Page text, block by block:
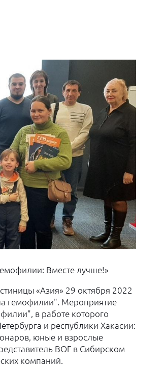
Вместе лучше!»
«Азия» 29 октября 2022
гемофилии". Мероприятие
в работе которого
и республики Хакасии:
юные и взрослые
ВОГ в Сибирском
компаний.